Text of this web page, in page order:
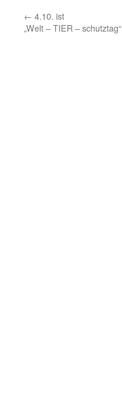
← 4.10. ist
„Welt – TIER – schutztag“